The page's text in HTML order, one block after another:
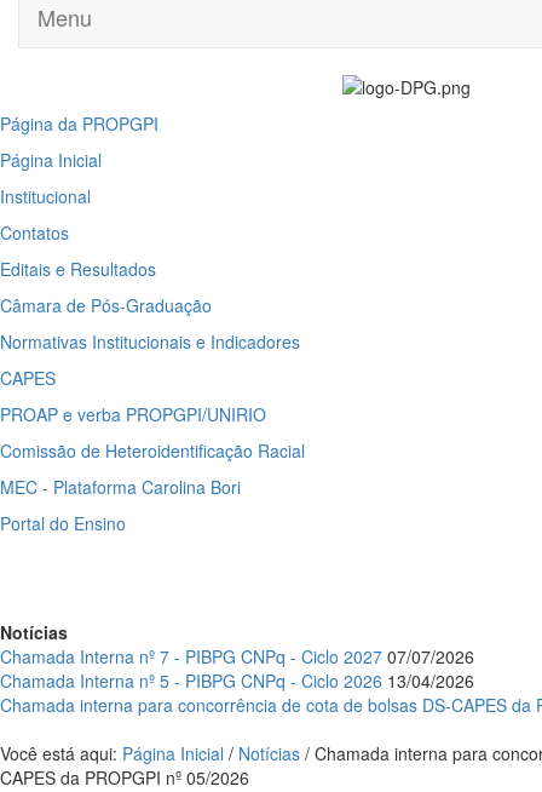
Menu
Página da PROPGPI
Página Inicial
Institucional
Contatos
Editais e Resultados
Câmara de Pós-Graduação
Normativas Institucionais e Indicadores
CAPES
PROAP e verba PROPGPI/UNIRIO
Comissão de Heteroidentificação Racial
MEC - Plataforma Carolina Bori
Portal do Ensino
Notícias
Chamada Interna nº 7 - PIBPG CNPq - Ciclo 2027 07/07/2026
Chamada Interna nº 5 - PIBPG CNPq - Ciclo 2026 13/04/2026
Chamada interna para concorrência de cota de bolsas DS-CAPES da
Você está aqui: Página Inicial / Notícias / Chamada interna para
CAPES da PROPGPI nº 05/2026